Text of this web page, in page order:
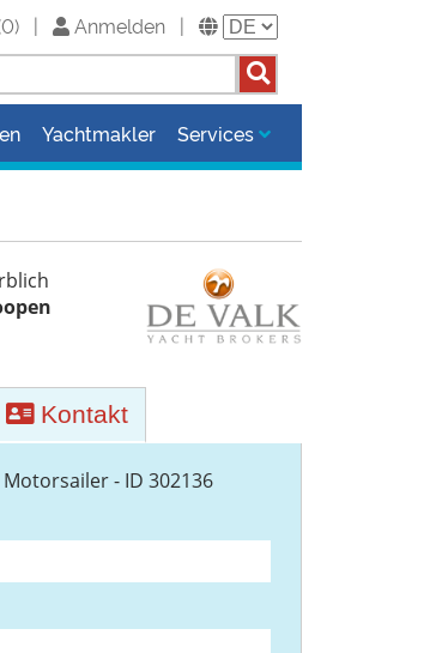
0) | Anmelden |
Yachtmakler Services
Kontakt
- ID 302136